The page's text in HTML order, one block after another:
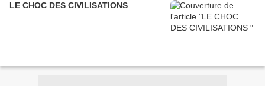
LE CHOC DES CIVILISATIONS